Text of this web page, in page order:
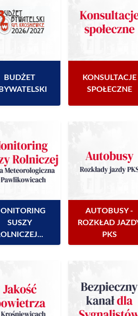
BUDŻET
KONSULTACJE
SPOŁECZNE
SUSZY
AUTOBUSY -
ROZKŁAD
PKS